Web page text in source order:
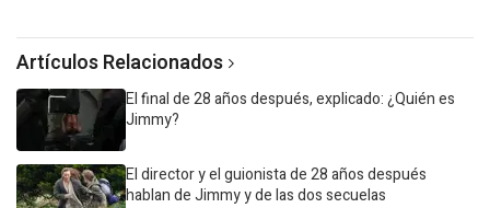
Artículos Relacionados
El final de 28 años después, explicado: ¿Quién es
Jimmy?
El director y el guionista de 28 años después
hablan de Jimmy y de las dos secuelas